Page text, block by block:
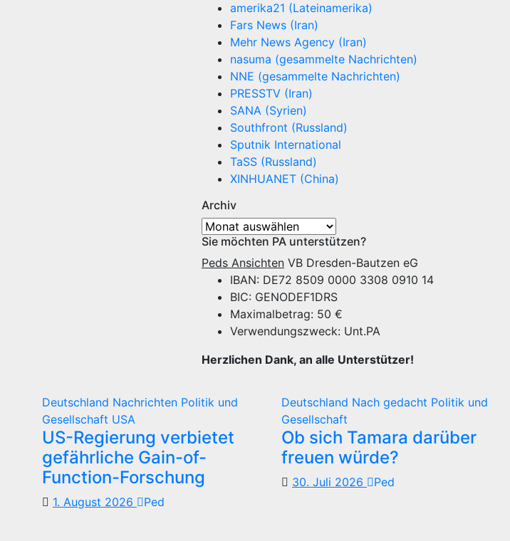
amerika21 (Lateinamerika)
Fars News (Iran)
Mehr News Agency (Iran)
nasuma (gesammelte Nachrichten)
NNE (gesammelte Nachrichten)
PRESSTV (Iran)
SANA (Syrien)
Southfront (Russland)
Sputnik International
TaSS (Russland)
XINHUANET (China)
Archiv
Archiv
Sie möchten PA unterstützen?
Peds Ansichten VB Dresden-Bautzen eG
IBAN: DE72 8509 0000 3308 0910 14
BIC: GENODEF1DRS
Maximalbetrag: 50 €
Verwendungszweck: Unt.PA
Herzlichen Dank, an alle Unterstützer!
Deutschland Nachrichten Politik und
Gesellschaft USA
US-Regierung verbietet
gefährliche Gain-of-
Function-Forschung
1. August 2026 Ped
Deutschland Nach gedacht Politik und
Gesellschaft
Ob sich Tamara darüber
freuen würde?
30. Juli 2026 Ped